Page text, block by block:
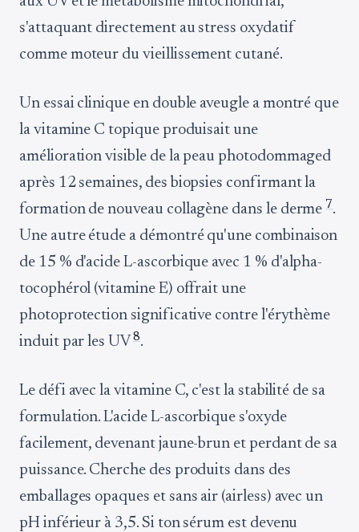
s'attaquant directement au stress oxydatif
comme moteur du vieillissement cutané.
Un essai clinique en double aveugle a montré que
la vitamine C topique produisait une
amélioration visible de la peau photodommaged
après 12 semaines, des biopsies confirmant la
formation de nouveau collagène dans le derme7.
Une autre étude a démontré qu'une combinaison
de 15 % d'acide L-ascorbique avec 1 % d'alpha-
tocophérol (vitamine E) offrait une
photoprotection significative contre l'érythème
induit par les UV 8.
Le défi avec la vitamine C, c'est la stabilité de sa
formulation. L'acide L-ascorbique s'oxyde
facilement, devenant jaune-brun et perdant de sa
puissance. Cherche des produits dans des
emballages opaques et sans air (airless) avec un
pH inférieur à 3,5. Si ton sérum est devenu